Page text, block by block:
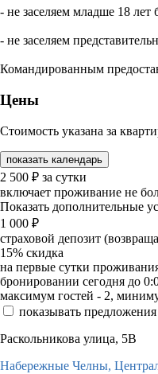
- не заселяем младше 18 лет
- не заселяем
Командированным
Цены
Стоимость указана за
показать календарь
2 500 ₽ за сутки
включает проживание не
Показать дополнительные
1 000 ₽
страховой депозит
15% скидка
на первые сутки
бронировании сегодня до
максимум гостей - 2,
показывать
Раскольникова улица, 5В
Набережные Челны,